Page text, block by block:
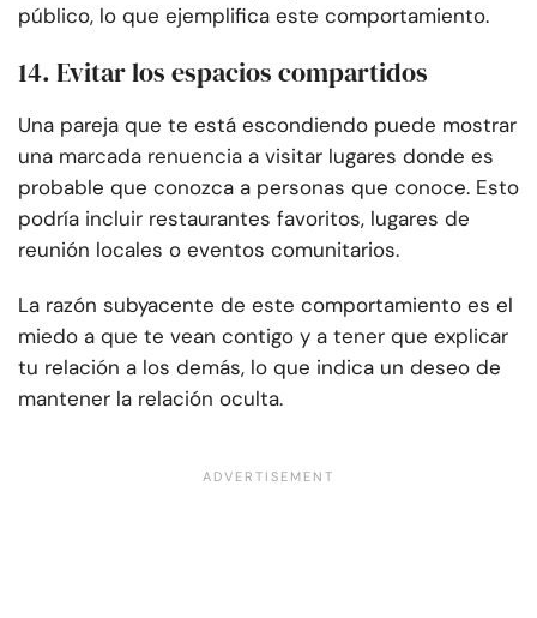
público, lo que ejemplifica este comportamiento.
14. Evitar los espacios compartidos
Una pareja que te está escondiendo puede mostrar
una marcada renuencia a visitar lugares donde es
probable que conozca a personas que conoce. Esto
podría incluir restaurantes favoritos, lugares de
reunión locales o eventos comunitarios.
La razón subyacente de este comportamiento es el
miedo a que te vean contigo y a tener que explicar
tu relación a los demás, lo que indica un deseo de
mantener la relación oculta.